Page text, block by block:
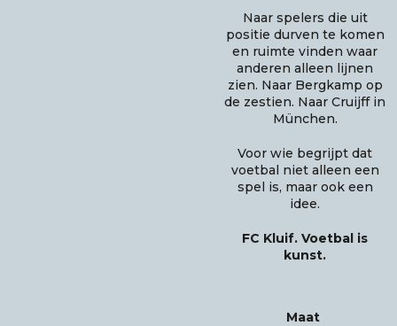
Naar spelers die uit
positie durven te komen
en ruimte vinden waar
anderen alleen lijnen
zien. Naar Bergkamp op
de zestien. Naar Cruijff in
München.
Voor wie begrijpt dat
voetbal niet alleen een
spel is, maar ook een
idee.
FC Kluif. Voetbal is
kunst.
Maat